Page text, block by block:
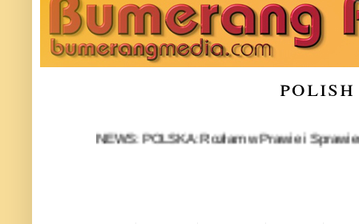
NEWS: POLSKA: Rozłam w Prawie i